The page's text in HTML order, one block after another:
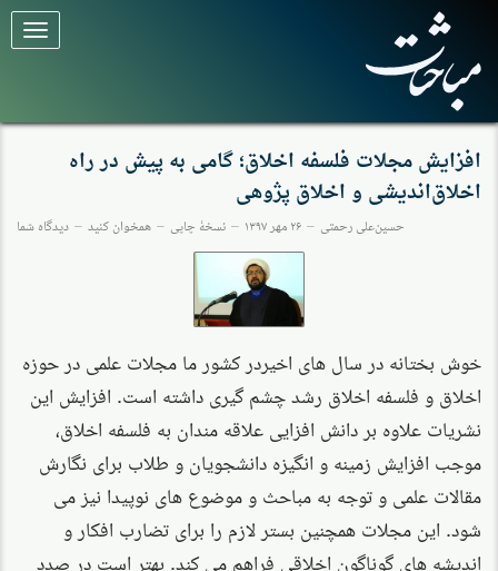
برای
تغییر
کنید
افزایش مجلات فلسفه اخلاق؛ گامی به پیش در راه
اخلاق‌اندیشی و اخلاق پژوهی
حسین‌علی رحمتی ۲۶ مهر ۱۳۹۷ نسخهٔ چاپی همخوان کنید دیدگاه شما
خوش بختانه در سال های اخیردر کشور ما مجلات علمی در حوزه
اخلاق و فلسفه اخلاق رشد چشم گیری داشته است. افزایش این
نشریات علاوه بر دانش افزایی علاقه مندان به فلسفه اخلاق،
موجب افزایش زمینه و انگیزه دانشجویان و طلاب برای نگارش
مقالات علمی و توجه به مباحث و موضوع های نوپیدا نیز می
شود. اين مجلات همچنین بستر لازم را برای تضارب افکار و
اندیشه های گوناگون اخلاقی فراهم می كند. بهتر است در صدد